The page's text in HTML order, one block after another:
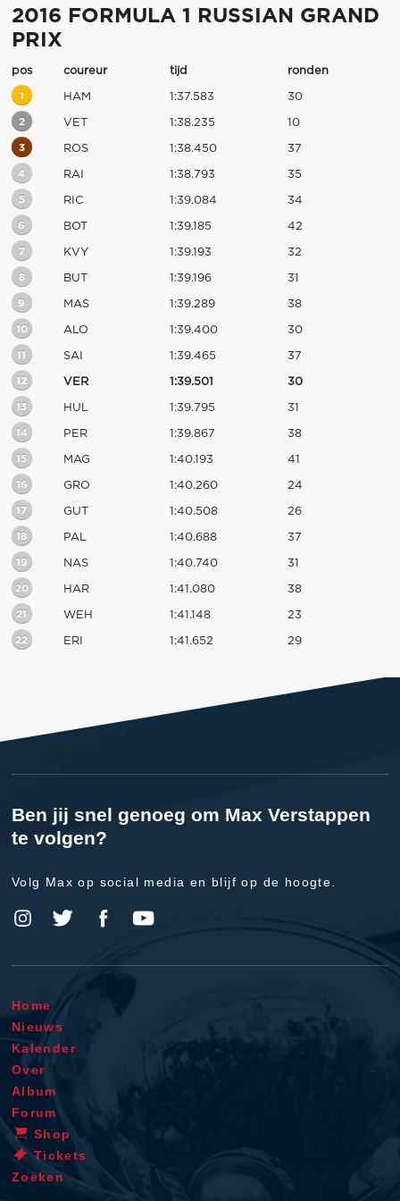
2016 FORMULA 1 RUSSIAN GRAND
PRIX
pos coureur tijd ronden
1 HAM 1:37.583 30
2 VET 1:38.235 10
3 ROS 1:38.450 37
4 RAI 1:38.793 35
5 RIC 1:39.084 34
6 BOT 1:39.185 42
7 KVY 1:39.193 32
8 BUT 1:39.196 31
9 MAS 1:39.289 38
10 ALO 1:39.400 30
11 SAI 1:39.465 37
12 VER 1:39.501 30
13 HUL 1:39.795 31
14 PER 1:39.867 38
15 MAG 1:40.193 41
16 GRO 1:40.260 24
17 GUT 1:40.508 26
18 PAL 1:40.688 37
19 NAS 1:40.740 31
20 HAR 1:41.080 38
21 WEH 1:41.148 23
22 ERI 1:41.652 29
Ben jij snel genoeg om Max Verstappen
te volgen?
Volg Max op social media en blijf op de hoogte.
Home
Nieuws
Kalender
Over
Album
Forum
Shop
Tickets
Zoeken